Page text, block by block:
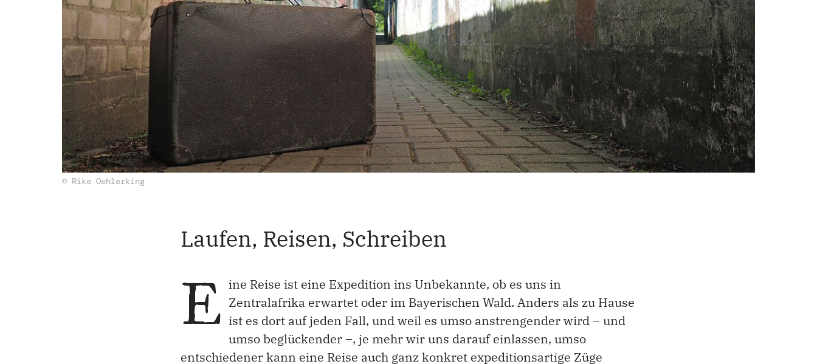
© Rike Oehlerking
Laufen, Reisen, Schreiben
E ine Reise ist eine Expedition ins Unbekannte, ob es uns in
Zentralafrika erwartet oder im Bayerischen Wald. Anders als zu Hause
ist es dort auf jeden Fall, und weil es umso anstrengender wird – und
umso beglückender –, je mehr wir uns darauf einlassen, umso
entschiedener kann eine Reise auch ganz konkret expeditionsartige Züge